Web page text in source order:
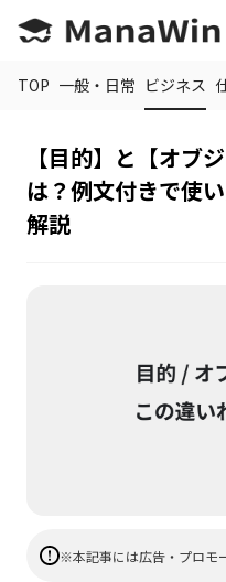
TOP 一般・日常 ビジネス
【目的】と【オブ
は？例文付きで使
解説
※本記事には広告・プロモ